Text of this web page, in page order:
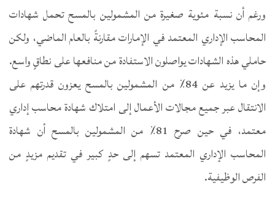
ورغم أن نسبة مئوية صغيرة من المشمولين بالمسح تحمل شهادات
المحاسب الإداري المعتمد في الإمارات مقارنةً بالعام الماضي، ولكن
حاملي هذه الشهادات يواصلون الاستفادة من منافعها على نطاقٍ واسع.
وإن ما يزيد عن 84٪ من المشمولين بالمسح يعزون قدرتهم على
الانتقال عبر جميع مجالات الأعمال إلى امتلاك شهادة محاسب إداري
معتمد، في حين صرح 81٪ من المشمولين بالمسح أن شهادة
المحاسب الإداري المعتمد تسهم إلى حدٍ كبير في تقديم مزيدٍ من
الفرص الوظيفية.